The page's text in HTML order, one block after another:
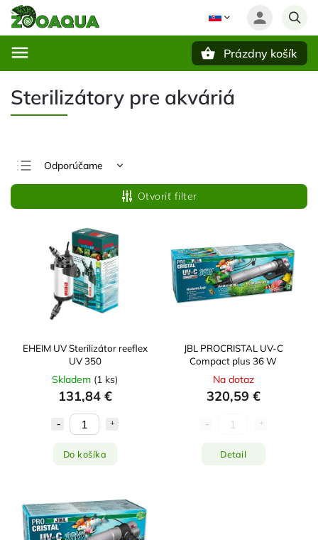
Prázdny košík
Sterilizátory pre akváriá
Odporúčame
Najlacnejšie
Najdrahšie
Najpredávanejšie
Abecedne
Otvoriť filter
EHEIM UV Sterilizátor reeflex
UV 350
Skladem (1 ks)
131,84 €
Do košíka
JBL PROCRISTAL UV-C
Compact plus 36 W
Na dotaz
320,59 €
Detail